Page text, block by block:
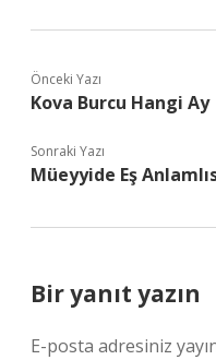
Önceki Yazı
Kova Burcu Hangi Ay
Sonraki Yazı
Müeyyide Eş
Bir yanıt yazın
E-posta adresiniz